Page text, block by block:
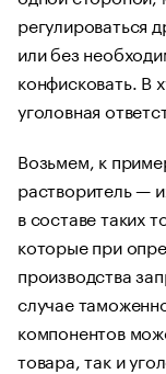
регулироваться
или без
конфисковать. В
уголовная
Возьмем, к
растворитель —
в составе таких
которые при
производства
случае
компонентов
товара, так и